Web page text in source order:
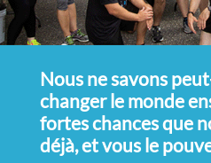
Nous ne savons
changer le monde
fortes chances que
déjà, et vous le